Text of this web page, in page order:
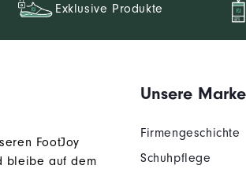
Exklusive Produkte
FootJoy
bleibe auf dem
Unsere Marke
Firmengeschichte
Schuhpflege